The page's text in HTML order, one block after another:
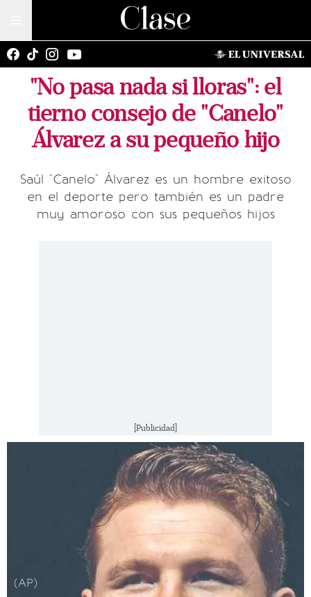
"No pasa nada si lloras": el
tierno consejo de "Canelo"
Álvarez a su pequeño hijo
Saúl "Canelo" Álvarez es un hombre exitoso
en el deporte pero también es un padre
muy amoroso con sus pequeños hijos
[Publicidad]
(AP)